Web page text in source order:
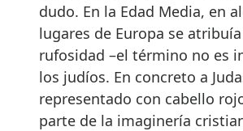
dudo. En la Edad Media, en
lugares de Europa se
rufosidad –el término no es
los judíos. En concreto a
representado con cabello
parte de la imaginería